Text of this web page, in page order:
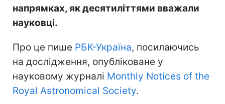
напрямках, як десятиліттями вважали
науковці.
Про це пише РБК-Україна, посилаючись
на дослідження, опубліковане у
науковому журналі Monthly Notices of the
Royal Astronomical Society.